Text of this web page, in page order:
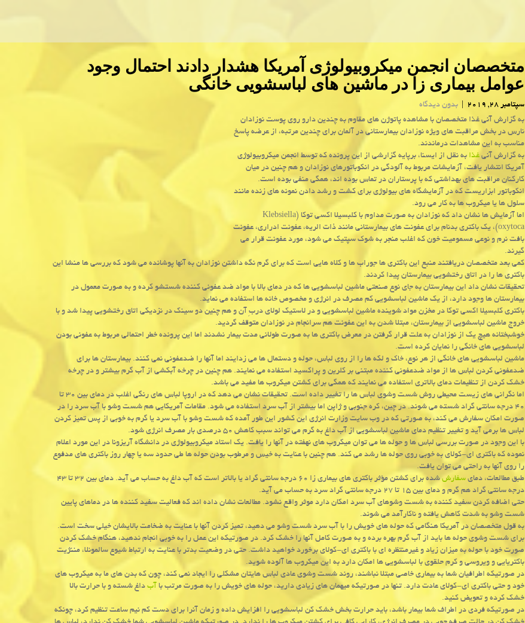
متخصصان انجمن میكروبیولوژی آمریكا هشدار دادند احتمال وجود
عوامل بیماری زا در ماشین های لباسشویی خانگی
سپتامبر 28, 2019
بدون دیدگاه
به گزارش آنی غذا متخصصان با مشاهده پاتوژن های مقاوم به چندین دارو روی پوست نوزادان
نارس در بخش مراقبت های ویژه نوزادان بیمارستانی در آلمان برای چندین مرتبه، از عرضه پاسخ
مناسب به این مشاهدات درماندند.
به گزارش آنی غذا به نقل از ایسنا، برپایه گزارشی از این پرونده كه توسط انجمن میكروبیولوژی
آمریكا انتشار یافت، آزمایشات مربوط به آلودگی در انكوباتورهای نوزادان و هم چنین در میان
كاركنان مراقبت های بهداشتی كه با پرستاران در تماس بوده اند، همگی منفی بوده است.
انكوباتور ابزاریست كه در آزمایشگاه های بیولوژی برای كشت و رشد دادن نمونه های زنده مانند
سلول ها یا میكروب ها به كار می رود.
اما آزمایش ها نشان داد كه نوزادان به صورت مداوم با كلبسیلا اكسی توكا (Klebsiella
oxytoca)، یك باكتری بدنام برای عفونت های بیمارستانی مانند ذات الریه، عفونت ادراری، عفونت
بافت نرم و نوعی مسمومیت خون كه اغلب منجر به شوك سپتیك می شود، مورد عفونت قرار می
گیرند.
كمی بعد متخصصان دریافتند منبع این باكتری ها جوراب ها و كلاه هایی است كه برای گرم نگه داشتن نوزادان به آنها پوشانده می شود كه بررسی ها منشا این
باكتری ها را در اتاق رختشویی بیمارستان پیدا كردند.
تحقیقات نشان داد این بیمارستان به جای نوع صنعتی ماشین لباسشویی ها كه در دمای بالا با مواد ضد عفونی كننده شستشو كرده و به صورت معمول در
بیمارستان ها وجود دارد، از یك ماشین لباسشویی كم مصرف در انرژی و مخصوص خانه ها استفاده می نماید.
باكتری كلبسیلا اكسی توكا در مخزن مواد شوینده ماشین لباسشویی و در لاستیك لولای دربِ آن و هم چنین دو سینك در نزدیكی اتاق رختشویی پیدا شد و با
خروج ماشین لباسشویی از بیمارستان، مبتلا شدن به این عفونت هم سرانجام در نوزادان متوقف گردید.
خوشبختانه هیچ یك از نوزادان به علت قرار گرفتن در معرض باكتری ها به صورت طولانی مدت بیمار نشدند اما این پرونده خطر احتمالی مربوط به عفونی بودن
لباسشویی های خانگی را نمایان كرده است.
ماشین لباسشویی های خانگی از هر نوع، خاك و لكه ها را از روی لباس، حوله و دستمال ها می زدایند اما آنها را ضدعفونی نمی كنند. بیمارستان ها برای
ضدعفونی كردن لباس ها از مواد ضدعفونی كننده مبتنی بر كلرین و پراكسید استفاده می نمایند. هم چنین در چرخه آبكشی از آب گرم بیشتر و در چرخه
خشك كردن از تنظیمات دمای بالاتری استفاده می نمایند كه همگی برای كشتن میكروب ها مفید می باشد.
اما نگرانی های زیست محیطی روش شست وشوی لباس ها را تغییر داده است. تحقیقات نشان می دهد كه در اروپا لباس های رنگی اغلب در دمای بین ۳۰ تا
۴۰ درجه سانتی گراد شسته می شوند. در چین، كره جنوبی و ژاپن اما بیشتر از آب سرد استفاده می شود. مقامات آمریكایی هم شست وشو با آب سرد را در
صورت امكان سفارش می كند، به صورتی كه در وب سایت وزارت انرژی این كشور این طور آمده كه شست وشو با آب سرد یا گرم به خوبی از پس تمیز كردن
لباس ها برمی آید و تغییر تنظیم دمای ماشین لباسشویی از آب داغ به گرم می تواند سبب كاهش ۵۰ درصدی بار مصرف انرژی شود.
با این وجود در صورت بررسی لباس ها و حوله ها می توان میكروب های نهفته در آنها را یافت. یك استاد میكروبیولوژی در دانشگاه آریزونا در این مورد اعلام
نموده كه باكتری ای-كولای به خوبی روی حوله ها رشد می كند. هم چنین با عنایت به خیس و مرطوب بودن حوله ها طی حدود سه یا چهار روز باكتری های مدفوع
را روی آنها به راحتی می توان یافت.
طبق مطالعات، دمای سفارش
شده برای كشتن مؤثر باكتری های بیماری زا ۶۰ درجه سانتی گراد یا بالاتر است كه آب داغ به حساب می آید. دمای بین ۳۲ تا ۴۳
درجه سانتی گراد هم گرم و دمای بین ۱۵ تا ۲۷ درجه سانتی گراد سرد به حساب می آید.
حتی اضافه كردن سفید كننده به شست وشوهای آب سرد امكان دارد موثر واقع نشود. مطالعات نشان داده اند كه فعالیت سفید كننده ها در دماهای پایین
شست وشو به شدت كاهش یافته و ناكارآمد می شوند.
به قول متخصصان در آمریكا هنگامی كه حوله های خویش را با آب سرد شست وشو می دهید، تمیز كردن آنها با عنایت به ضخامت بالایشان خیلی سخت است.
برای شست وشوی حوله ها باید از آب گرم بهره برده و به صورت كامل آنها را خشك كرد. در صورتیكه این عمل را به خوبی انجام ندهید، هنگام خشك كردن
صورت خود با حوله به میزان زیاد و غیرمنتظره ای با باكتری ای-كولای برخورد خواهید داشت. حتی در وضعیت بدتر با عنایت به ارتباط شیوع سالمونلا، مننژیت
باكتریایی و ویروسی و كرم حلقوی با لباسشویی ها امكان دارد به این میكروب ها آلوده شوید.
در صورتیكه اطرافیان شما به بیماری خاصی مبتلا نباشند، روند شست وشوی عادی لباس هایتان مشكلی را ایجاد نمی كند، چون كه بدن های ما به میكروب های
خود و حتی باكتری ای-كولای عادت دارد. تنها در صورتیكه میهمان های زیادی دارید، حوله های خویش را به صورت مرتب با آب داغ شسته و با حرارت بالا
خشك كرده و تعویض كنید.
در صورتیكه فردی در اطراف شما بیمار باشد، باید حرارت بخش خشك كن لباسشویی را افزایش داده و زمان آنرا برای دست كم نیم ساعت تنظیم كرد، چونكه